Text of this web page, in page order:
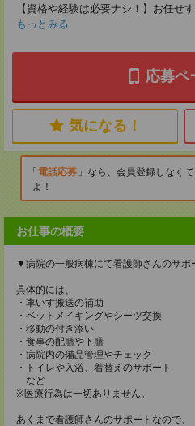
【資格や経験は必要ナシ！】お任せ
もっとみる
応募ペ
気になる！
電話応募
なら、会員登録しなく
よ！
お仕事の概要
▼病院の一般病棟にて看護師さんのサポ
具体的には、
・車いす搬送の補助
・ベットメイキングやシーツ交換
・移動の付き添い
・食事の配膳や下膳
・病院内の備品管理やチェック
・トイレや入浴、着替えのサポート
など
※医療行為は一切ありません。
あくまで看護師さんのサポートなので、